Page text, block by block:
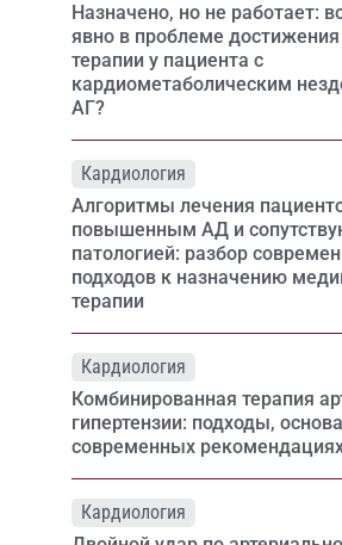
Назначено, но не работает:
явно в проблеме
терапии у пациента с
кардиометаболическим
АГ?
Кардиология
Алгоритмы лечения
повышенным АД и
патологией: разбор
подходов к назначению
терапии
Кардиология
Комбинированная терапия
гипертензии: подходы,
современных
Кардиология